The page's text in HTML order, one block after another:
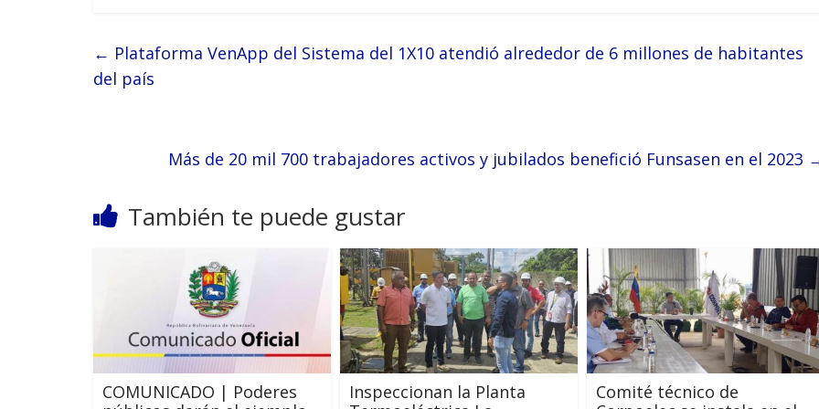
← Plataforma VenApp del Sistema del 1X10 atendió alrededor de 6 millones de habitantes
del país
Más de 20 mil 700 trabajadores activos y jubilados benefició Funsasen en el 2023
También te puede gustar
COMUNICADO | Poderes
Inspeccionan la Planta
Comité técnico de